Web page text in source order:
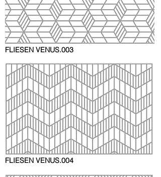
FLIESEN VENUS.003
FLIESEN VENUS.004